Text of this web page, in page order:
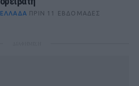
ΕΛΛΆΔΑ ΠΡΙΝ 11 ΕΒΔΟΜΆΔΕΣ